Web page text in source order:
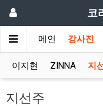
코
메인 강사진
이지현 ZINNA 지
지선주